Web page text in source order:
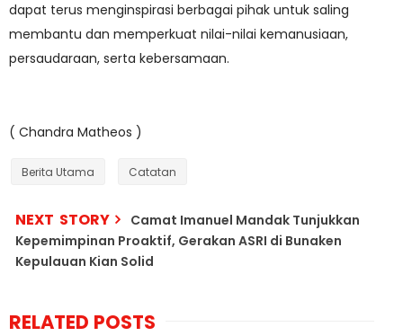
dapat terus menginspirasi berbagai pihak untuk saling
membantu dan memperkuat nilai-nilai kemanusiaan,
persaudaraan, serta kebersamaan.
( Chandra Matheos )
Berita Utama Catatan
NEXT STORY
Camat Imanuel Mandak Tunjukkan
Kepemimpinan Proaktif, Gerakan ASRI di Bunaken
Kepulauan Kian Solid
RELATED POSTS